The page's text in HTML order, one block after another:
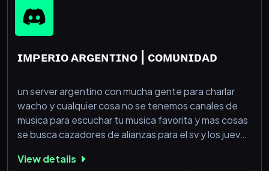
ɪᴍᴘᴇʀɪᴏ ᴀʀɢᴇɴᴛɪɴᴏ | ᴄᴏᴍᴜɴɪᴅᴀᴅ
un server argentino con mucha gente para charlar
wacho y cualquier cosa no se tenemos canales de
musica para escuchar tu musica favorita y mas cosas
se busca cazadores de alianzas para el sv y los jueves
esperando para entrar?
View details